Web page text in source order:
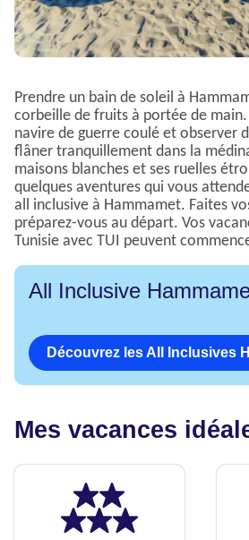
Prendre un bain de soleil à
corbeille de fruits à portée de main.
navire de guerre coulé et observer
flâner tranquillement dans la
maisons blanches et ses ruelles
quelques aventures qui vous
all inclusive à Hammamet. Faites
préparez-vous au départ. Vos
Tunisie avec TUI peuvent
All Inclusive
Découvrez les All Inclusives
Mes vacances